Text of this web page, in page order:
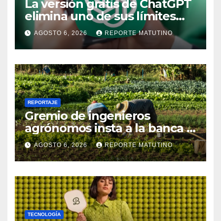
La versión gratis de ChatGPT
elimina uno de sus límites
más pedidos y ahora es más
útil
AGOSTO 6, 2026 REPORTE MATUTINO
REPORTAJE
Gremio de ingenieros
agrónomos insta a la banca a
financiar la agricultura
familiar
AGOSTO 6, 2026 REPORTE MATUTINO
TECNOLOGÍA